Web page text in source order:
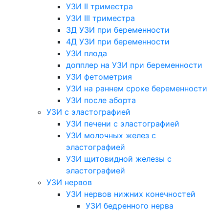
УЗИ II триместра
УЗИ III триместра
3Д УЗИ при беременности
4Д УЗИ при беременности
УЗИ плода
допплер на УЗИ при беременности
УЗИ фетометрия
УЗИ на раннем сроке беременности
УЗИ после аборта
УЗИ с эластографией
УЗИ печени с эластографией
УЗИ молочных желез с
эластографией
УЗИ щитовидной железы с
эластографией
УЗИ нервов
УЗИ нервов нижних конечностей
УЗИ бедренного нерва